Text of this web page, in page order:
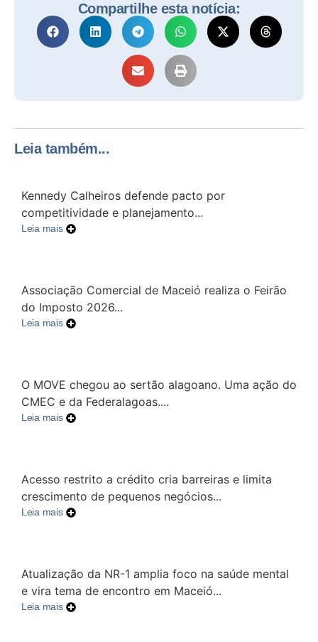
Compartilhe esta notícia:
Leia também...
Kennedy Calheiros defende pacto por
competitividade e planejamento...
Leia mais
Associação Comercial de Maceió realiza o Feirão
do Imposto 2026...
Leia mais
O MOVE chegou ao sertão alagoano. Uma ação do
CMEC e da Federalagoas....
Leia mais
Acesso restrito a crédito cria barreiras e limita
crescimento de pequenos negócios...
Leia mais
Atualização da NR-1 amplia foco na saúde mental
e vira tema de encontro em Maceió...
Leia mais